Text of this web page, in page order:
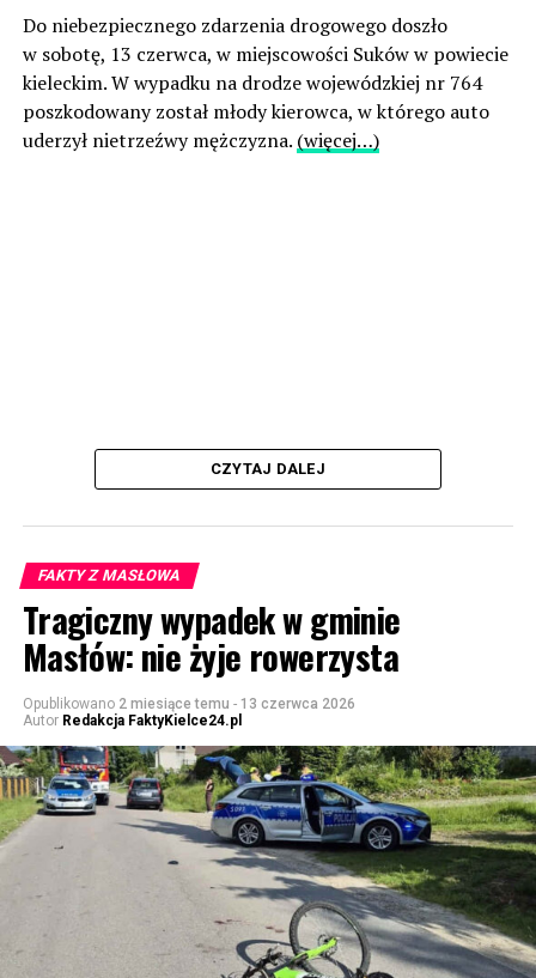
Do niebezpiecznego zdarzenia drogowego doszło
w sobotę, 13 czerwca, w miejscowości Suków w powiecie
kieleckim. W wypadku na drodze wojewódzkiej nr 764
poszkodowany został młody kierowca, w którego auto
uderzył nietrzeźwy mężczyzna. (więcej…)
CZYTAJ DALEJ
FAKTY Z MASŁOWA
Tragiczny wypadek w gminie
Masłów: nie żyje rowerzysta
Opublikowano 2 miesiące temu - 13 czerwca 2026
Autor Redakcja FaktyKielce24.pl